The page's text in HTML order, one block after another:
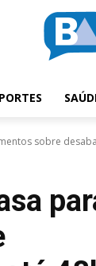
sobre